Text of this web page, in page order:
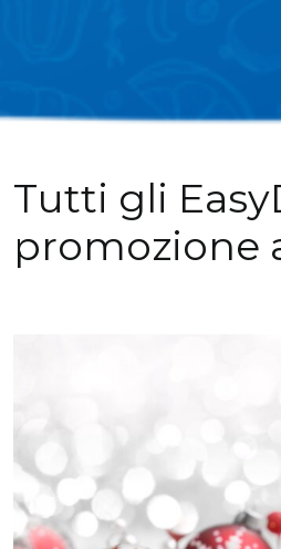
Tutti gli
promozione